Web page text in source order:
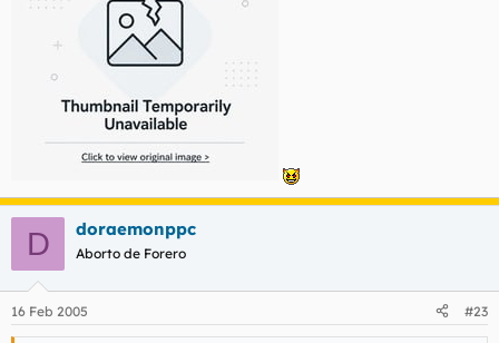
D doraemonppc
Aborto de Forero
16 Feb 2005 #23